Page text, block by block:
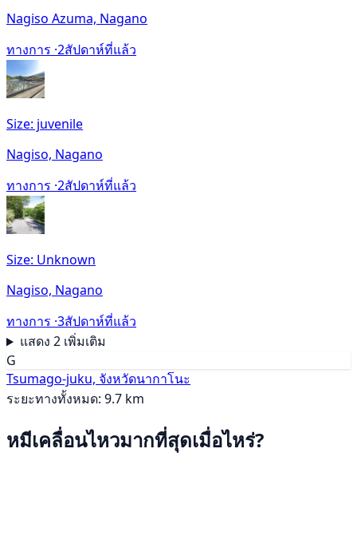
Nagiso Azuma, Nagano
ทางการ ·2สัปดาห์ที่แล้ว
Size: juvenile
Nagiso, Nagano
ทางการ ·2สัปดาห์ที่แล้ว
Size: Unknown
Nagiso, Nagano
ทางการ ·3สัปดาห์ที่แล้ว
แสดง 2 เพิ่มเติม
G
Tsumago-juku, จังหวัดนากาโนะ
ระยะทางทั้งหมด: 9.7 km
หมีเคลื่อนไหวมากที่สุดเมื่อไหร่?